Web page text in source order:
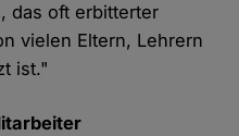
das oft erbitterter
vielen Eltern, Lehrern
ist."